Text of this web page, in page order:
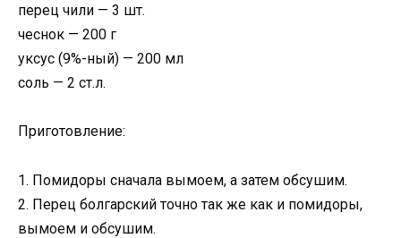
перец чили — 3 шт.
чеснок — 200 г
уксус (9%-ный) — 200 мл
соль — 2 ст.л.
Приготовление:
1. Помидоры сначала вымоем, а затем обсушим.
2. Перец болгарский точно так же как и помидоры,
вымоем и обсушим.